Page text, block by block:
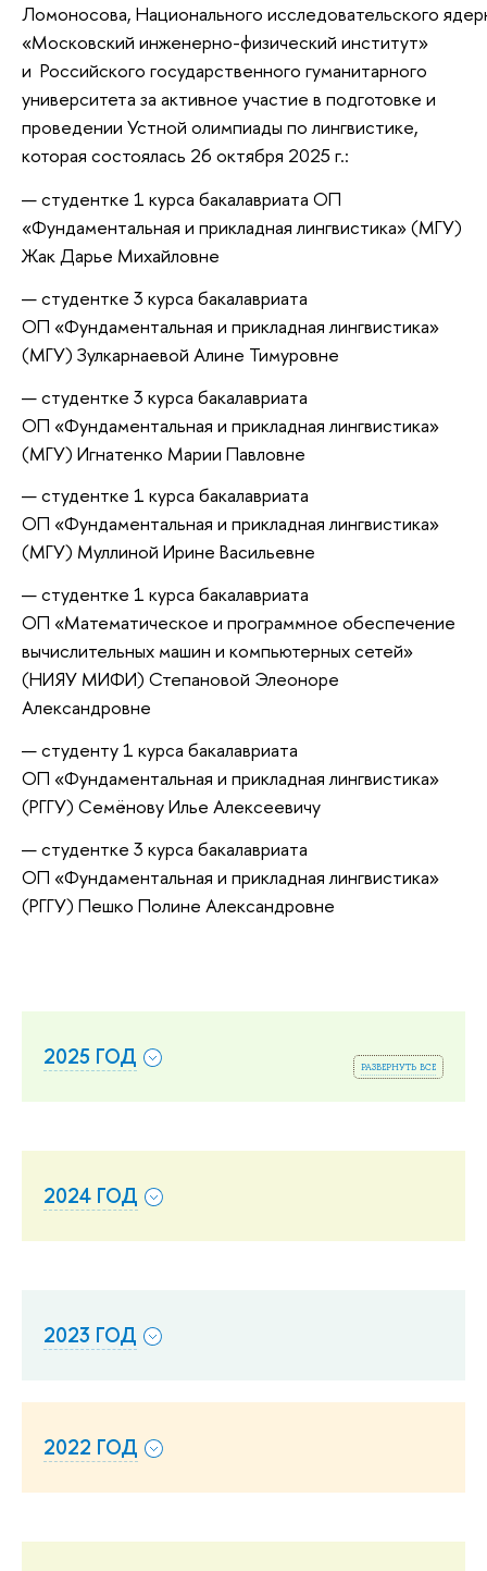
Ломоносова, Национального исследовательского
«Московский инженерно-физический институт»
и Российского государственного гуманитарного
университета за активное участие в подготовке и
проведении Устной олимпиады по лингвистике,
которая состоялась 26 октября 2025 г.:
студентке 1 курса бакалавриата ОП
«Фундаментальная и прикладная лингвистика» (МГУ)
Жак Дарье Михайловне
студентке 3 курса бакалавриата
ОП «Фундаментальная и прикладная лингвистика»
(МГУ) Зулкарнаевой Алине Тимуровне
студентке 3 курса бакалавриата
ОП «Фундаментальная и прикладная лингвистика»
(МГУ) Игнатенко Марии Павловне
студентке 1 курса бакалавриата
ОП «Фундаментальная и прикладная лингвистика»
(МГУ) Муллиной Ирине Васильевне
студентке 1 курса бакалавриата
ОП «Математическое и программное обеспечение
вычислительных машин и компьютерных сетей»
(НИЯУ МИФИ) Степановой Элеоноре
Александровне
студенту 1 курса бакалавриата
ОП «Фундаментальная и прикладная лингвистика»
(РГГУ) Семёнову Илье Алексеевичу
студентке 3 курса бакалавриата
ОП «Фундаментальная и прикладная лингвистика»
(РГГУ) Пешко Полине Александровне
развернуть все
2025 ГОД
2024 ГОД
2023 ГОД
2022 ГОД